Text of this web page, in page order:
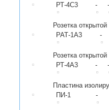
РТ-4С3
- -
Розетка
РАТ-1А3
-
Розетка
РТ-4А3
- -
Пластина
ПИ-1
-